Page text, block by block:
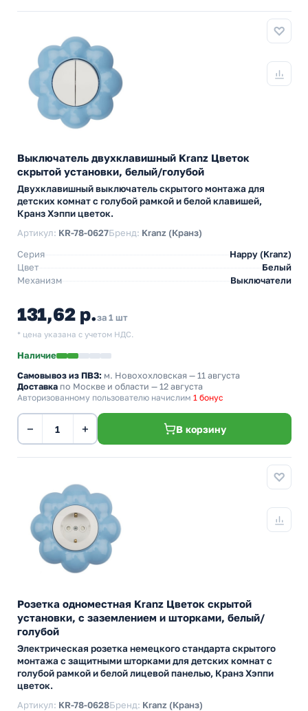
Выключатель двухклавишный Kranz Цветок
скрытой установки, белый/голубой
Двухклавишный выключатель скрытого монтажа для
детских комнат с голубой рамкой и белой клавишей,
Кранз Хэппи цветок.
Артикул: KR-78-0627Бренд: Kranz (Кранз)
Серия
Happy (Kranz)
Цвет
Белый
Механизм
Выключатели
131,62 р.за 1 шт
* цена указана с учетом НДС.
Наличие
Самовывоз из ПВЗ: м. Новохохловская — 11 августа
Доставка по Москве и области — 12 августа
Авторизованному пользователю начислим 1 бонус
− + В корзину
Розетка одноместная Kranz Цветок скрытой
установки, с заземлением и шторками, белый/
голубой
Электрическая розетка немецкого стандарта скрытого
монтажа с защитными шторками для детских комнат с
голубой рамкой и белой лицевой панелью, Кранз Хэппи
цветок.
Артикул: KR-78-0628Бренд: Kranz (Кранз)